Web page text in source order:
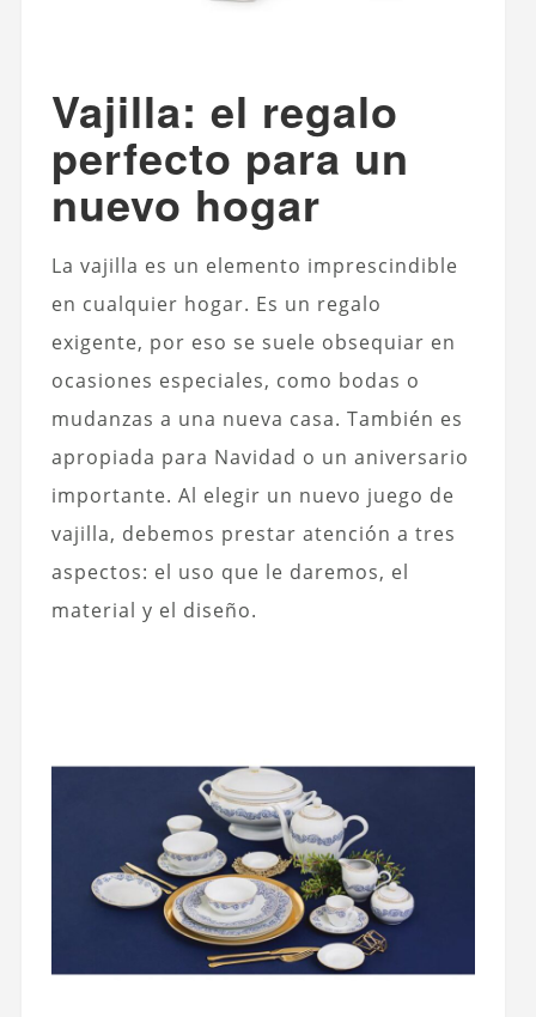
Vajilla: el regalo
perfecto para un
nuevo hogar
La vajilla es un elemento imprescindible
en cualquier hogar. Es un regalo
exigente, por eso se suele obsequiar en
ocasiones especiales, como bodas o
mudanzas a una nueva casa. También es
apropiada para Navidad o un aniversario
importante. Al elegir un nuevo juego de
vajilla, debemos prestar atención a tres
aspectos: el uso que le daremos, el
material y el diseño.